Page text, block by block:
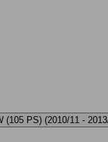
(105 PS) (2010/11 -